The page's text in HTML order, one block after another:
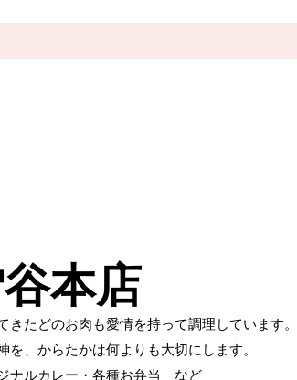
本店
たどのお肉も愛情を持って調理しています。
、からたかは何よりも大切にします。
ナルカレー・各種お弁当 など